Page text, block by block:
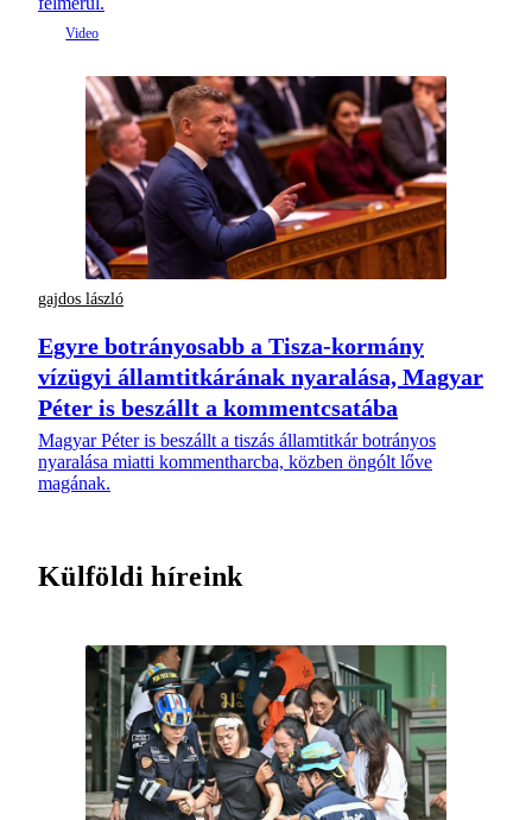
gajdos lászló
Egyre botrányosabb a Tisza-kormány
vízügyi államtitkárának nyaralása, Magyar
Péter is beszállt a kommentcsatába
Magyar Péter is beszállt a tiszás államtitkár botrányos
nyaralása miatti kommentharcba, közben öngólt lőve
magának.
Külföldi híreink